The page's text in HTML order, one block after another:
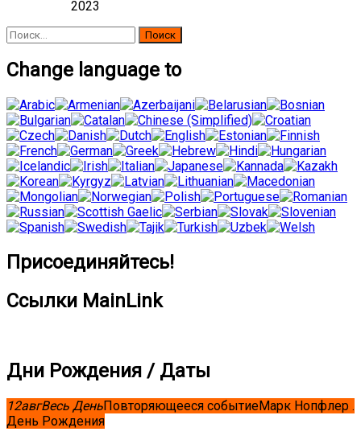
2023
Найти:
Change language to
Присоединяйтесь!
Ссылки MainLink
Дни Рождения / Даты
12авгВесь ДеньПовторяющееся событиеМарк Нопфлер .
День Рождения